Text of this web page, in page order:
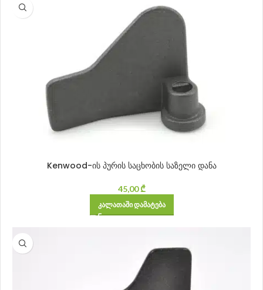
Kenwood-ის პურის საცხობის საზელი დანა
45,00₾
ᲙᲐᲚᲐᲗᲐᲨᲘ ᲓᲐᲛᲐᲢᲔᲑᲐ